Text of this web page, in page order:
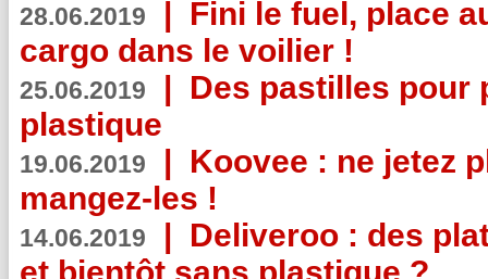
28.06.2019 | Fini le fuel, place
cargo dans le voilier !
25.06.2019 | Des pastilles pour
plastique
19.06.2019 | Koovee : ne jetez
mangez-les !
14.06.2019 | Deliveroo : des